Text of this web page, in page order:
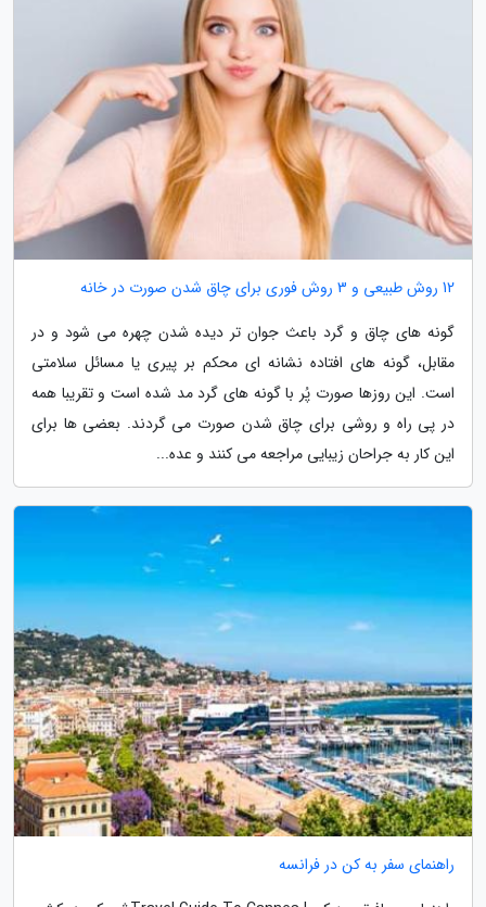
12 روش طبیعی و 3 روش فوری برای چاق شدن صورت در خانه
گونه های چاق و گرد باعث جوان تر دیده شدن چهره می شود و در
مقابل، گونه های افتاده نشانه ای محکم بر پیری یا مسائل سلامتی
است. این روزها صورت پُر با گونه های گرد مد شده است و تقریبا همه
در پی راه و روشی برای چاق شدن صورت می گردند. بعضی ها برای
این کار به جراحان زیبایی مراجعه می کنند و عده...
راهنمای سفر به کن در فرانسه